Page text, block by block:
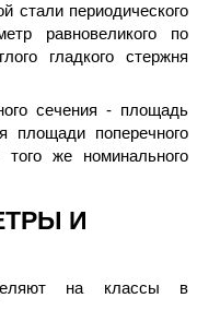
стали периодического
равновеликого по
гладкого стержня
сечения - площадь
площади поперечного
того же номинального
И
на классы в